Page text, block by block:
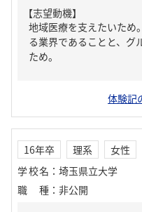
【志望動機】
地域医療を支えたいため
る業界であることと、グ
ため。
体験記
16年卒 理系
女性
学校名 ： 埼玉県立大学
職種 ： 非公開